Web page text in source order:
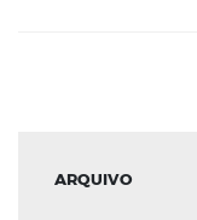
ARQUIVO